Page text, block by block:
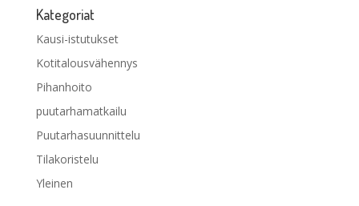
Kategoriat
Kausi-istutukset
Kotitalousvähennys
Pihanhoito
puutarhamatkailu
Puutarhasuunnittelu
Tilakoristelu
Yleinen